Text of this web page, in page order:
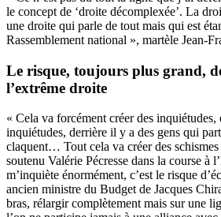
le concept de ‘droite décomplexée’. La
une droite qui parle de tout mais qui est
Rassemblement national », martèle Jean-
Le risque, toujours plus grand,
l’extrême droite
« Cela va forcément créer des inquiétudes,
inquiétudes, derrière il y a des gens qui
claquent… Tout cela va créer des
soutenu Valérie Pécresse dans la course à
m’inquiète énormément, c’est le risque
ancien ministre du Budget de Jacques
bras, rélargir complètement mais sur une